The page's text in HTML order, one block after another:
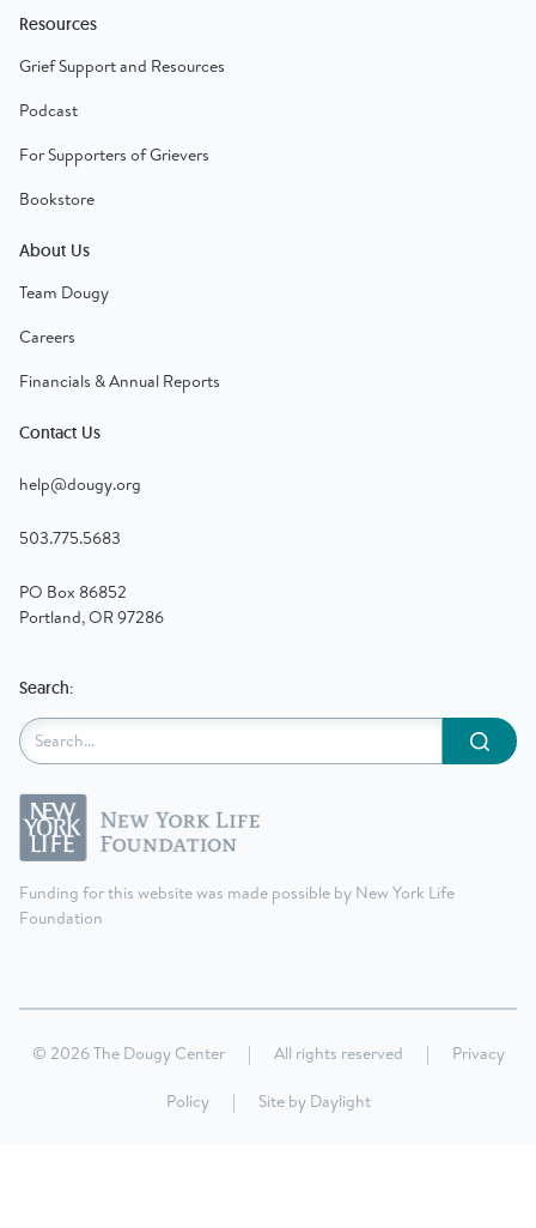
Resources
Grief Support and Resources
Podcast
For Supporters of Grievers
Bookstore
About Us
Team Dougy
Careers
Financials & Annual Reports
Contact Us
help@dougy.org
503.775.5683
PO Box 86852
Portland, OR 97286
Funding for this website was made possible by New York Life
Foundation
Search:
Submit
© 2026 The Dougy Center | All rights reserved |
Privacy
Policy
| Site by Daylight